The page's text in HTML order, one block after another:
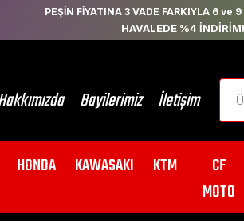
PEŞİN FİYATINA 3 VADE FARKIYLA 6 ve
HAVALEDE %4 İNDİRİM!
Bayilerimiz İletişim
HONDA KAWASAKI KTM
CF
MOTO